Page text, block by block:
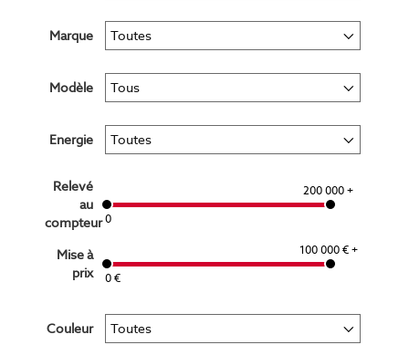
Marque
Modèle
Energie
Relevé
au
compteur 0
200 000 +
Mise à
prix
0 €
100 000 € +
Couleur